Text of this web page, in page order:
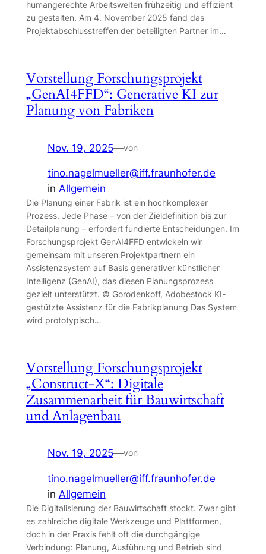
humangerechte Arbeitswelten frühzeitig und effizient
zu gestalten. Am 4. November 2025 fand das
Projektabschlusstreffen der beteiligten Partner im…
Vorstellung Forschungsprojekt
„GenAI4FFD“: Generative KI zur
Planung von Fabriken
Nov. 19, 2025—von
tino.nagelmueller@iff.fraunhofer.de
in Allgemein
Die Planung einer Fabrik ist ein hochkomplexer
Prozess. Jede Phase – von der Zieldefinition bis zur
Detailplanung – erfordert fundierte Entscheidungen. Im
Forschungsprojekt GenAI4FFD entwickeln wir
gemeinsam mit unseren Projektpartnern ein
Assistenzsystem auf Basis generativer künstlicher
Intelligenz (GenAI), das diesen Planungsprozess
gezielt unterstützt. © Gorodenkoff, Adobestock KI-
gestützte Assistenz für die Fabrikplanung Das System
wird prototypisch…
Vorstellung Forschungsprojekt
„Construct-X“: Digitale
Zusammenarbeit für Bauwirtschaft
und Anlagenbau
Nov. 19, 2025—von
tino.nagelmueller@iff.fraunhofer.de
in Allgemein
Die Digitalisierung der Bauwirtschaft stockt. Zwar gibt
es zahlreiche digitale Werkzeuge und Plattformen,
doch in der Praxis fehlt oft die durchgängige
Verbindung: Planung, Ausführung und Betrieb sind